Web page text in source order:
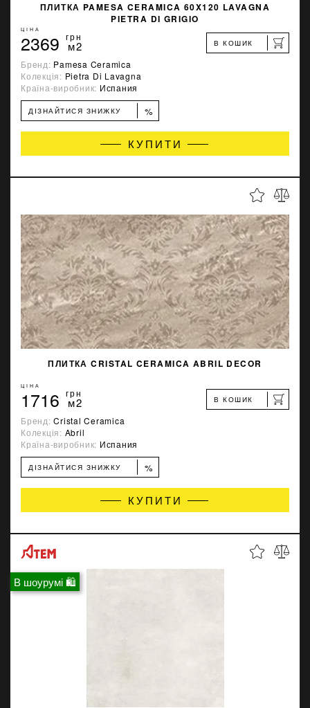
ПЛИТКА PAMESA CERAMICA 60X120 LAVAGNA
PIETRA DI GRIGIO
ЦІНА
2369 грн
м2 В КОШИК
Бренд: Pamesa Ceramica
Колекція: Pietra Di Lavagna
Країна-виробник: Испания
ДІЗНАЙТИСЯ ЗНИЖКУ %
КУПИТИ
ПЛИТКА CRISTAL CERAMICA ABRIL DECOR
ЦІНА
1716 грн
м2 В КОШИК
Бренд:Cristal Ceramica
Колекція: Abril
Країна-виробник: Испания
ДІЗНАЙТИСЯ ЗНИЖКУ %
КУПИТИ
В шоурумі 🛍